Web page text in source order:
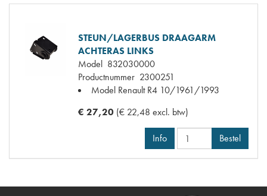
STEUN/LAGERBUS DRAAGARM
ACHTERAS LINKS
Model 832030000
Productnummer 2300251
Model Renault R4 10/1961/1993
€ 27,20 (€ 22,48 excl. btw)
Info Bestel